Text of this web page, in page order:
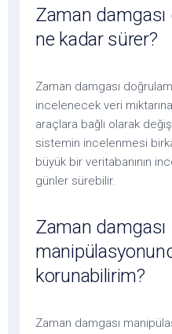
Zaman
ne kadar sürer?
Zaman damgası
incelenecek veri
araçlara bağlı olarak
sistemin incelenmesi
büyük bir veritabanının
günler sürebilir.
Zaman damgası
korunabilirim?
Zaman damgası